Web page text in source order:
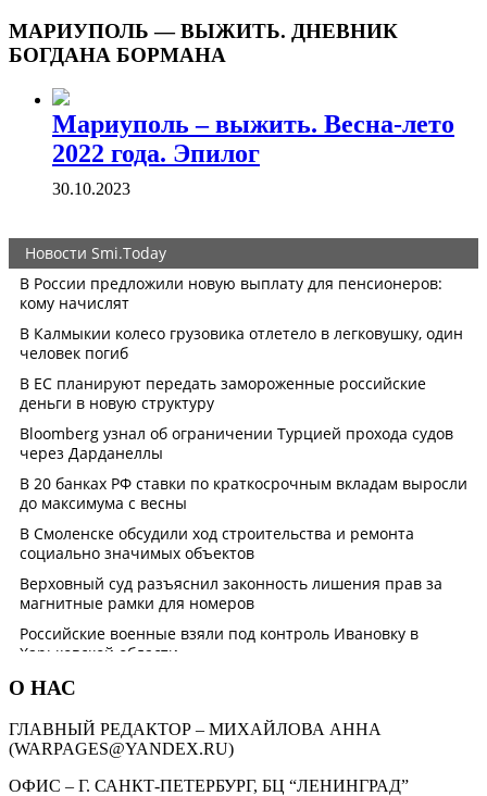
МАРИУПОЛЬ — ВЫЖИТЬ. ДНЕВНИК
БОГДАНА БОРМАНА
Мариуполь – выжить. Весна-лето
2022 года. Эпилог
30.10.2023
О НАС
ГЛАВНЫЙ РЕДАКТОР – МИХАЙЛОВА АННА
(WARPAGES@YANDEX.RU)
ОФИС – Г. САНКТ-ПЕТЕРБУРГ, БЦ “ЛЕНИНГРАД”